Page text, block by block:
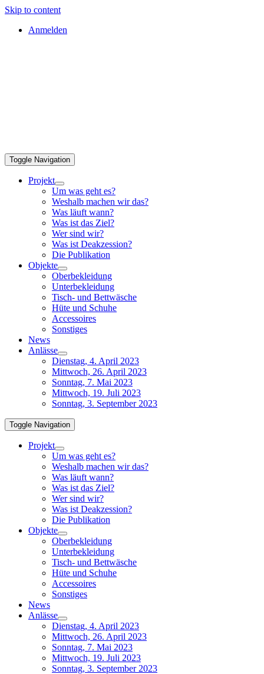
Skip to content
Anmelden
Toggle Navigation
Projekt
Um was geht es?
Weshalb machen wir das?
Was läuft wann?
Was ist das Ziel?
Wer sind wir?
Was ist Deakzession?
Die Publikation
Objekte
Oberbekleidung
Unterbekleidung
Tisch- und Bettwäsche
Hüte und Schuhe
Accessoires
Sonstiges
News
Anlässe
Dienstag, 4. April 2023
Mittwoch, 26. April 2023
Sonntag, 7. Mai 2023
Mittwoch, 19. Juli 2023
Sonntag, 3. September 2023
Toggle Navigation
Projekt
Um was geht es?
Weshalb machen wir das?
Was läuft wann?
Was ist das Ziel?
Wer sind wir?
Was ist Deakzession?
Die Publikation
Objekte
Oberbekleidung
Unterbekleidung
Tisch- und Bettwäsche
Hüte und Schuhe
Accessoires
Sonstiges
News
Anlässe
Dienstag, 4. April 2023
Mittwoch, 26. April 2023
Sonntag, 7. Mai 2023
Mittwoch, 19. Juli 2023
Sonntag, 3. September 2023